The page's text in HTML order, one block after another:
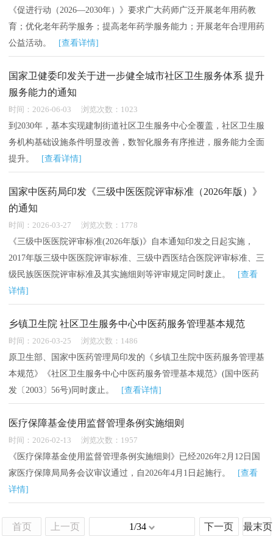
《促进行动（2026—2030年）》要求广大药师广泛开展老年用药教
育；优化老年药学服务；提高老年药学服务能力；开展老年合理用药
公益活动。 [查看详情]
国家卫健委印发关于进一步健全城市社区卫生服务体系 提升
服务能力的通知
时间：2026-06-03 浏览次数：1023
到2030年，基本实现建制街道社区卫生服务中心全覆盖，社区卫生服
务机构基础设施条件明显改善，数智化服务有序推进，服务能力全面
提升。 [查看详情]
国家中医药局印发《三级中医医院评审标准（2026年版）》
的通知
时间：2026-03-27 浏览次数：1778
《三级中医医院评审标准(2026年版)》自本通知印发之日起实施，
2017年版三级中医医院评审标准、三级中西医结合医院评审标准、三
级民族医医院评审标准及其实施细则等评审规定同时废止。 [查看
详情]
乡镇卫生院 社区卫生服务中心中医药服务管理基本规范
时间：2026-03-25 浏览次数：1486
原卫生部、国家中医药管理局印发的《乡镇卫生院中医药服务管理基
本规范》《社区卫生服务中心中医药服务管理基本规范》(国中医药
发〔2003〕56号)同时废止。 [查看详情]
医疗保障基金使用监督管理条例实施细则
时间：2026-02-13 浏览次数：1957
《医疗保障基金使用监督管理条例实施细则》已经2026年2月12日国
家医疗保障局局务会议审议通过，自2026年4月1日起施行。 [查看
详情]
首页 上一页 1/34 下一页 最末页